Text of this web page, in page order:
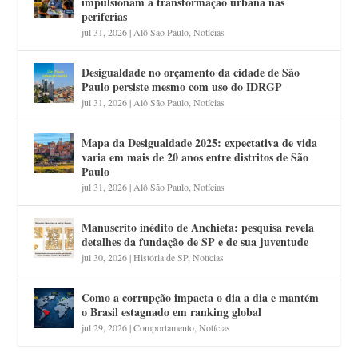
periferias
jul 31, 2026| Alô São Paulo ,Notícias
Desigualdade no orçamento da cidade de São
Paulo persiste mesmo com uso do IDRGP
jul 31, 2026| Alô São Paulo ,Notícias
Mapa da Desigualdade 2025: expectativa de vida
varia em mais de 20 anos entre distritos de São
Paulo
jul 31, 2026| Alô São Paulo ,Notícias
Manuscrito inédito de Anchieta: pesquisa revela
detalhes da fundação de SP e de sua juventude
jul 30, 2026|História de SP,Notícias
Como a corrupção impacta o dia a dia e mantém
o Brasil estagnado em ranking global
jul 29, 2026|Comportamento ,Notícias